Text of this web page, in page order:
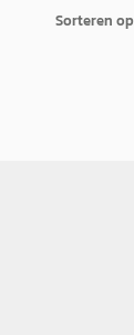
Sorteren